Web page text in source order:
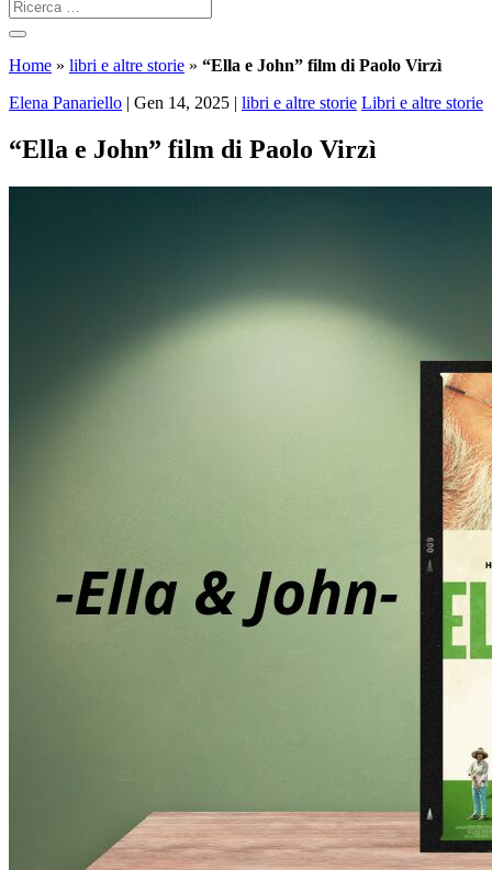
Home » libri e altre storie » “Ella e John” film di Paolo Virzì
Elena Panariello | Gen 14, 2025 | libri e altre storie Libri e altre storie
“Ella e John” film di Paolo Virzì